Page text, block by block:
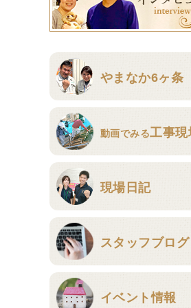
やまなか6ヶ条
動画でみる工事
現場日記
スタッフブログ
イベント情報